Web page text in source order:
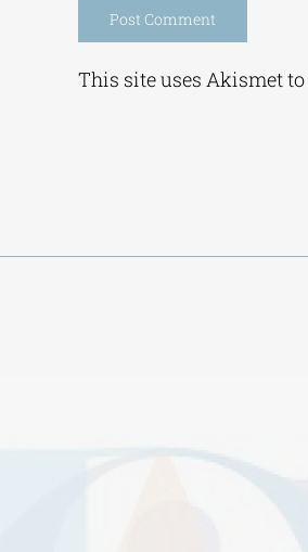
This site uses Akismet to